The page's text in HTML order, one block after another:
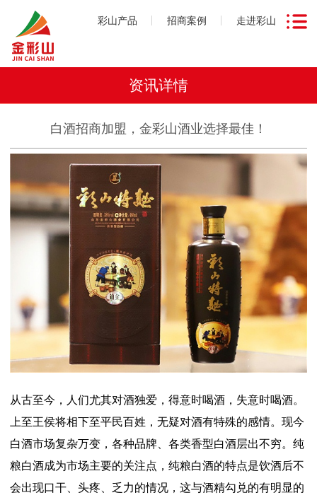
彩山产品 招商案例 走进彩山
资讯详情
白酒招商加盟，金彩山酒业选择最佳！
从古至今，人们尤其对酒独爱，得意时喝酒，失意时喝酒。
上至王侯将相下至平民百姓，无疑对酒有特殊的感情。现今
白酒市场复杂万变，各种品牌、各类香型白酒层出不穷。纯
粮白酒成为市场主要的关注点，纯粮白酒的特点是饮酒后不
会出现口干、头疼、乏力的情况，这与酒精勾兑的有明显的